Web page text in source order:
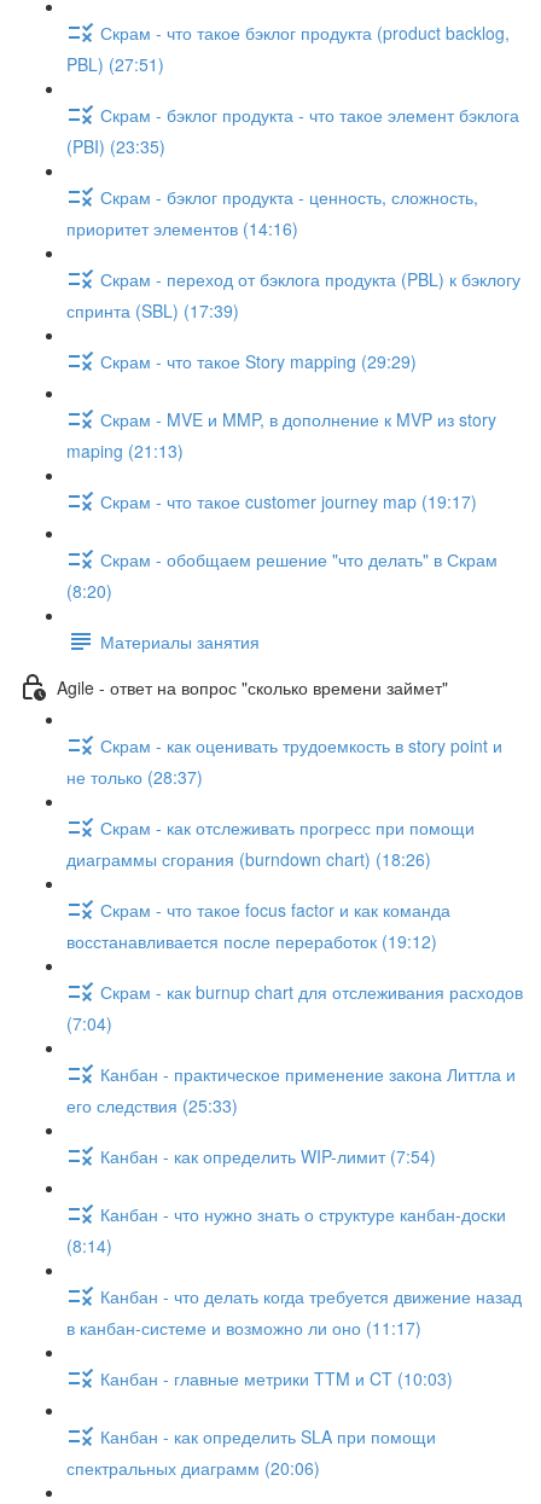
Скрам - что такое бэклог продукта (product backlog,
PBL) (27:51)
Скрам - бэклог продукта - что такое элемент бэклога
(PBI) (23:35)
Скрам - бэклог продукта - ценность, сложность,
приоритет элементов (14:16)
Скрам - переход от бэклога продукта (PBL) к бэклогу
спринта (SBL) (17:39)
Скрам - что такое Story mapping (29:29)
Скрам - MVE и MMP, в дополнение к MVP из story
maping (21:13)
Скрам - что такое customer journey map (19:17)
Скрам - обобщаем решение "что делать" в Скрам
(8:20)
Материалы занятия
Agile - ответ на вопрос "сколько времени займет"
Скрам - как оценивать трудоемкость в story point и
не только (28:37)
Скрам - как отслеживать прогресс при помощи
диаграммы сгорания (burndown chart) (18:26)
Скрам - что такое focus factor и как команда
восстанавливается после переработок (19:12)
Скрам - как burnup chart для отслеживания расходов
(7:04)
Канбан - практическое применение закона Литтла и
его следствия (25:33)
Канбан - как определить WIP-лимит (7:54)
Канбан - что нужно знать о структуре канбан-доски
(8:14)
Канбан - что делать когда требуется движение назад
в канбан-системе и возможно ли оно (11:17)
Канбан - главные метрики TTM и CT (10:03)
Канбан - как определить SLA при помощи
спектральных диаграмм (20:06)